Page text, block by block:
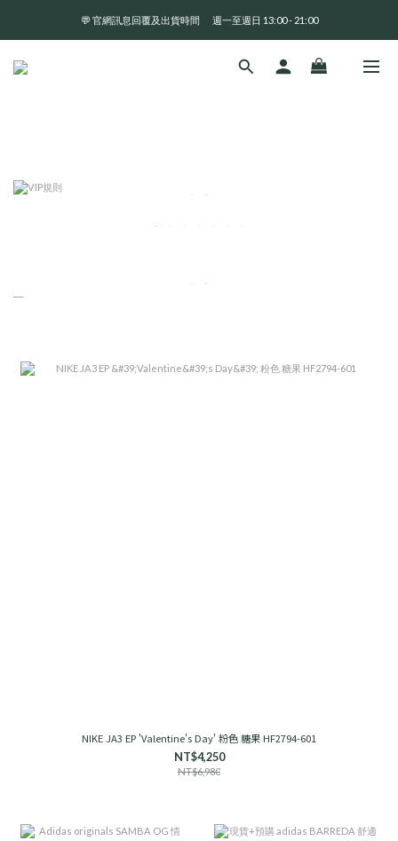
全 館 消 費 滿 三 千 免 運 費 🤘🏻
💬 官網訊息回覆及出貨時間       週一至週日 13:00 - 21:00
全 館 消 費 滿 三 千 免 運 費 🤘🏻
NIKE JA3 EP 'Valentine's Day' 粉色 糖果 HF2794-601
NT$4,250
NT$6,980